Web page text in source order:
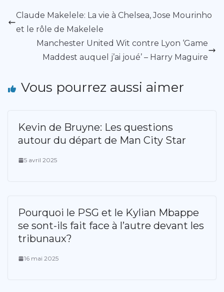
Claude Makelele: La vie à Chelsea, Jose Mourinho
et le rôle de Makelele
Manchester United Wit contre Lyon ‘Game
Maddest auquel j’ai joué’ – Harry Maguire
Vous pourrez aussi aimer
Kevin de Bruyne: Les questions
autour du départ de Man City Star
5 avril 2025
Pourquoi le PSG et le Kylian Mbappe
se sont-ils fait face à l’autre devant les
tribunaux?
16 mai 2025